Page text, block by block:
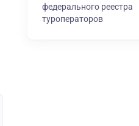
федерального реестра
туроператоров